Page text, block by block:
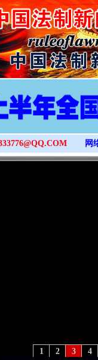
网
4
3
2
1